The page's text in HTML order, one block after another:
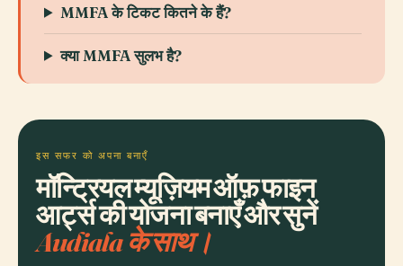
MMFA के टिकट कितने के हैं?
क्या MMFA सुलभ है?
इस सफर को अपना बनाएँ
मॉन्ट्रियल म्यूज़ियम ऑफ़ फाइन
आर्ट्स की योजना बनाएँ और सुनें
Audiala के साथ।